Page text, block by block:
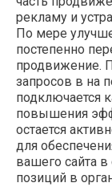
рекламу и
По мере
постепенно
продвижение.
запросов в на
подключается
повышения
остается
для
вашего сайта
позиций в